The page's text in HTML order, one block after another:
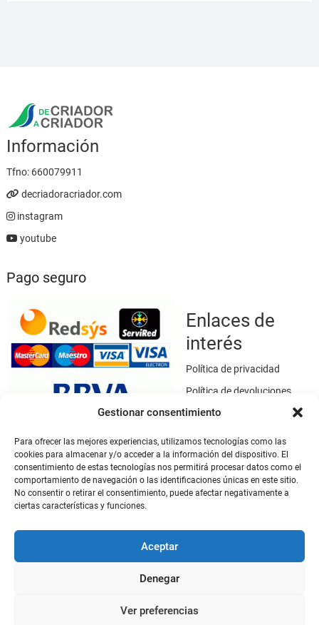
Gestionar consentimiento
Para ofrecer las mejores experiencias, utilizamos tecnologías como las
cookies para almacenar y/o acceder a la información del dispositivo. El
consentimiento de estas tecnologías nos permitirá procesar datos como el
comportamiento de navegación o las identificaciones únicas en este sitio.
No consentir o retirar el consentimiento, puede afectar negativamente a
ciertas características y funciones.
Aceptar
Denegar
Ver preferencias
Información
Tfno: 660079911
decriadoracriador.com
instagram
youtube
Pago seguro
Enlaces de
interés
Política de privacidad
Política de devoluciones
Política de cookies
Términos y condiciones
Aviso legal
Este sitio web utiliza SSL / TLS como medio de seguridad para el
cifrado de datos.
Mi cuenta
Mi cuenta